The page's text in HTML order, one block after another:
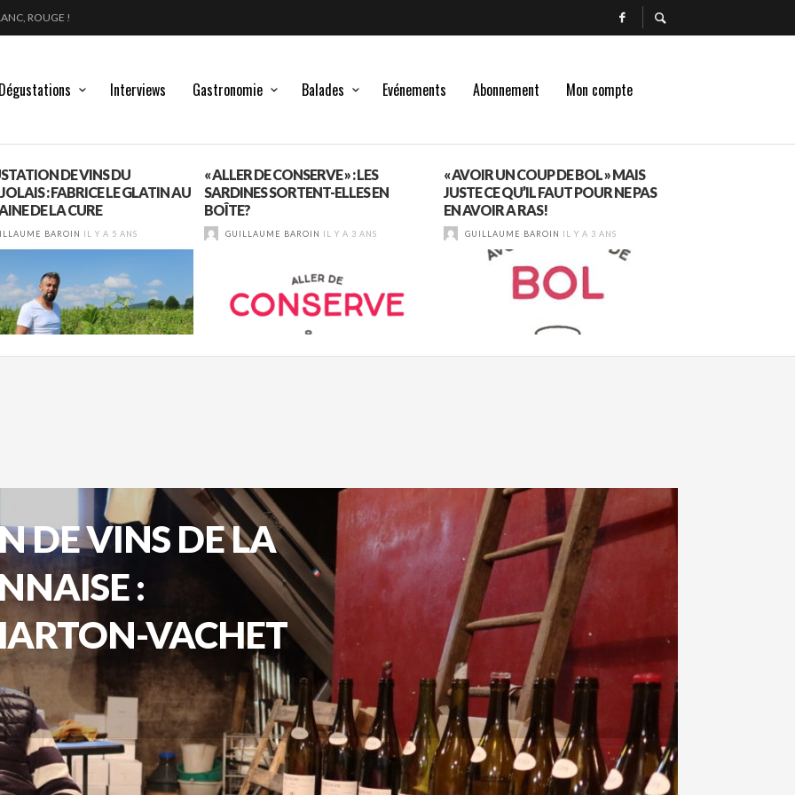
DES MOULIN À VENT
Dégustations Interviews Gastronomie Balades Evénements Abonnement Mon compte
DE VINS DU
: FABRICE LE GLATIN AU
DE LA CURE
BAROIN IL Y A 5 ANS
« ALLER DE CONSERVE » : LES
SARDINES SORTENT-ELLES EN
BOÎTE?
GUILLAUME BAROIN IL Y A 3 ANS
« AVOIR UN COUP DE BOL » MAIS
JUSTE CE QU’IL FAUT POUR NE PAS
EN AVOIR A RAS!
GUILLAUME BAROIN IL Y A 3 ANS
DE VINS DE LA
:
VACHET